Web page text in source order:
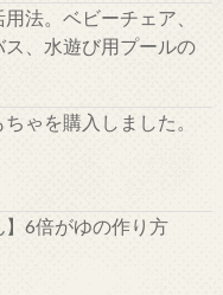
法。ベビーチェア、
、水遊び用プールの
ゃを購入しました。
】6倍がゆの作り方